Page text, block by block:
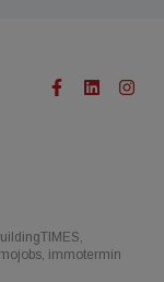
immotermin